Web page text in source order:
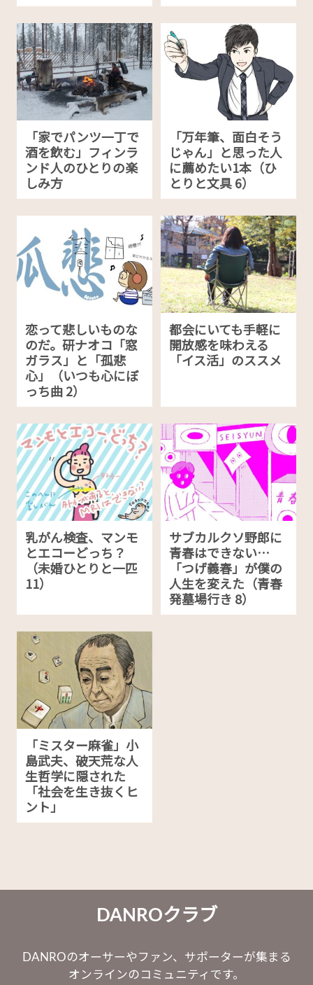
「家でパンツ一丁で
酒を飲む」フィンラ
ンド人のひとりの楽
しみ方
「万年筆、面白そう
じゃん」と思った人
に薦めたい1本（ひ
とりと文具 6）
恋って悲しいものな
のだ。研ナオコ「窓
ガラス」と「孤悲
心」（いつも心にぼ
っち曲 2）
都会にいても手軽に
開放感を味わえる
「イス活」のススメ
乳がん検査、マンモ
とエコーどっち？
（未婚ひとりと一匹
11）
サブカルクソ野郎に
青春はできない…
「つげ義春」が僕の
人生を変えた（青春
発墓場行き 8）
「ミスター麻雀」小
島武夫、破天荒な人
生哲学に隠された
「社会を生き抜くヒ
ント」
DANROクラブ
DANROのオーサーやファン、サポーターが集まる
オンラインのコミュニティです。